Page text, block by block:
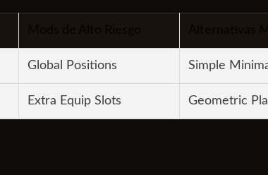
Global Positions Simple
Extra Equip Slots Geometric